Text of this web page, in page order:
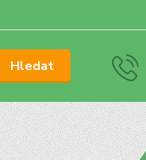
Hledat